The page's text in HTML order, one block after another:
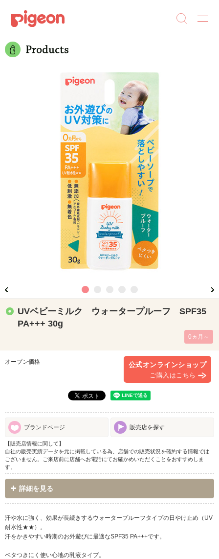
UVベビーミルク ウォータープルーフ SPF35
PA+++ 30g
0ヵ月～
オープン価格 公式オンラインショップ
ご購入はこちら
ブランドページ 販売店を探す
【販売店情報に関して】
自社の販売実績データを元に掲載している為、店舗での販売状況を確約する情報では
ございません。ご来店前に店舗へお電話にてお確かめいただくことをおすすめしま
す。
詳細を見る
汗や水に強く、効果が長続きするウォータープルーフタイプの日やけ止め（UV
耐水性★★）。
汗をかきやすい時期のお外遊びに最適なSPF35 PA+++です。
ベタつきにく使い心地の乳液タイプ。